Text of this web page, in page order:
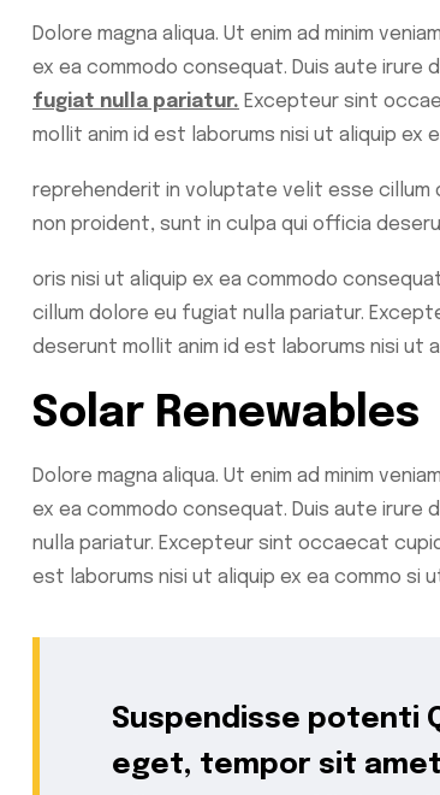
Dolore magna aliqua. Ut enim ad minim
ex ea commodo consequat. Duis aute
fugiat nulla pariatur. Excepteur sint
mollit anim id est laborums nisi ut aliquip ex
reprehenderit in voluptate velit esse
non proident, sunt in culpa qui officia
oris nisi ut aliquip ex ea commodo
cillum dolore eu fugiat nulla pariatur.
deserunt mollit anim id est laborums nisi ut
Solar Renewables
Dolore magna aliqua. Ut enim ad minim
ex ea commodo consequat. Duis aute
nulla pariatur. Excepteur sint occaecat
est laborums nisi ut aliquip ex ea commo si
Suspendisse potenti
eget, tempor sit